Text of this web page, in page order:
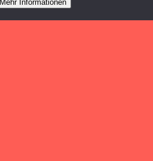
Mehr Informationen